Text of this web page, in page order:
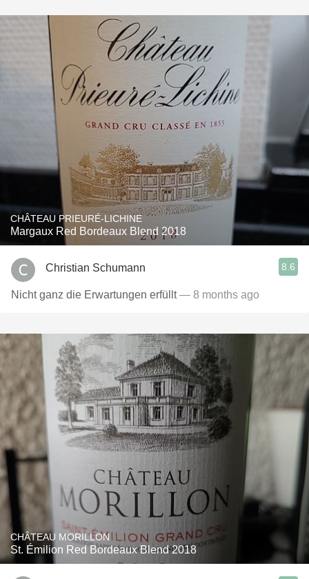
CHÂTEAU PRIEURÉ-LICHINE
Margaux Red Bordeaux Blend 2018
Christian Schumann 8.6
Nicht ganz die Erwartungen erfüllt— 8 months ago
CHÂTEAU MORILLON
St. Émilion Red Bordeaux Blend 2018